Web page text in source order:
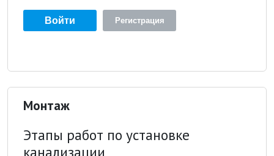
Войти Регистрация
Монтаж
Этапы работ по установке
канализации